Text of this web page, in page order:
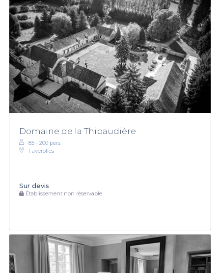
Domaine de la Thibaudière
85 - 200 pers.
Faverolles
Sur devis
Établissement non réservable